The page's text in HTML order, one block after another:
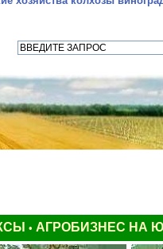
• АГРОБИЗНЕС НА